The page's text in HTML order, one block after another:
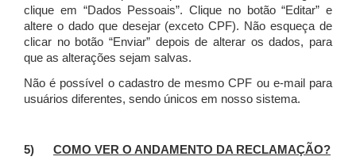
clique em “Dados Pessoais”. Clique no botão “Editar” e
altere o dado que desejar (exceto CPF). Não esqueça de
clicar no botão “Enviar” depois de alterar os dados, para
que as alterações sejam salvas.
Não é possível o cadastro de mesmo CPF ou e-mail para
usuários diferentes, sendo únicos em nosso sistema.
5) COMO VER O ANDAMENTO DA RECLAMAÇÃO?